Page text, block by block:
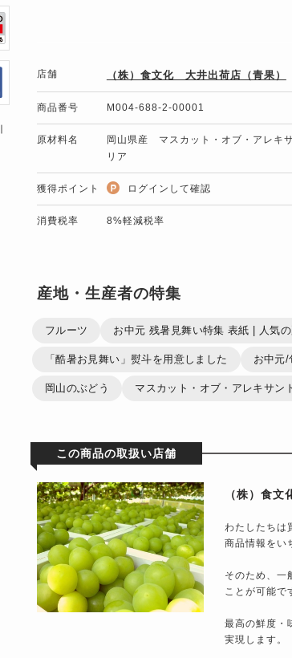
店舗 （株）食文化 大井出荷店（青果）
商品番号 M004-688-2-00001
原材料名
岡山県産 マスカット・オブ・アレキ
リア
獲得ポイント ログインして確認
消費税率 8%軽減税率
産地・生産者の特集
フルーツ お中元 残暑見舞い特集 表紙 | 人気の
「酷暑お見舞い」熨斗を用意しました お中元/
岡山のぶどう マスカット・オブ・アレキサン
この商品の取扱い店舗
（株）食
わたしたちは
商品情報をい
そのため、一
ことが可能で
最高の鮮度・
実現します。